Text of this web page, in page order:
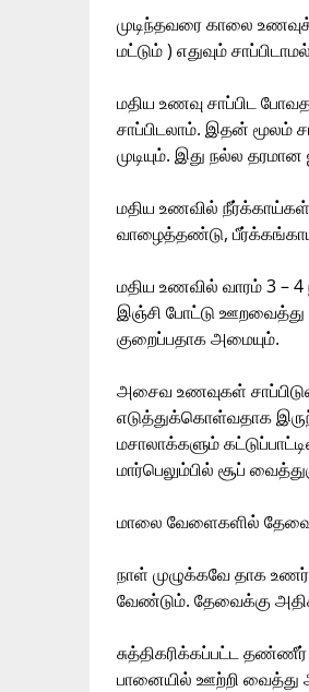
முடிந்தவரை காலை
மட்டும் ) எதுவும்
மதிய உணவு சாப்பிட
சாப்பிடலாம். இதன் மூலம்
முடியும். இது நல்ல
மதிய உணவில்
வாழைத்தண்டு,
மதிய உணவில் வாரம் 3 –
இஞ்சி போட்டு ஊறவைத்து
குறைப்பதாக அமையும்.
அசைவ உணவுகள்
எடுத்துக்கொள்வதாக
மசாலாக்களும்
மார்பெலும்பில் சூப்
மாலை வேளைகளில்
நாள் முழுக்கவே தாக
வேண்டும். தேவைக்கு
சுத்திகரிக்கப்பட்ட
பானையில் ஊற்றி வைத்து